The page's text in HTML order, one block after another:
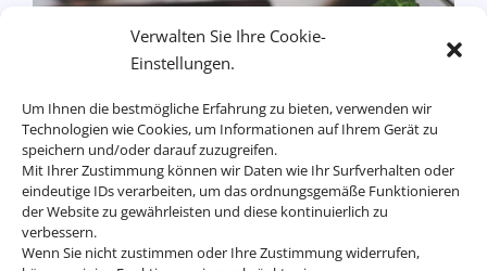
Verwalten Sie Ihre Cookie-
Einstellungen.
Um Ihnen die bestmögliche Erfahrung zu bieten, verwenden wir
Technologien wie Cookies, um Informationen auf Ihrem Gerät zu
speichern und/oder darauf zuzugreifen.
Mit Ihrer Zustimmung können wir Daten wie Ihr Surfverhalten oder
eindeutige IDs verarbeiten, um das ordnungsgemäße Funktionieren
der Website zu gewährleisten und diese kontinuierlich zu
verbessern.
Wenn Sie nicht zustimmen oder Ihre Zustimmung widerrufen,
Effiziente Meetings im Zeitalter des hybriden
Arbeitens